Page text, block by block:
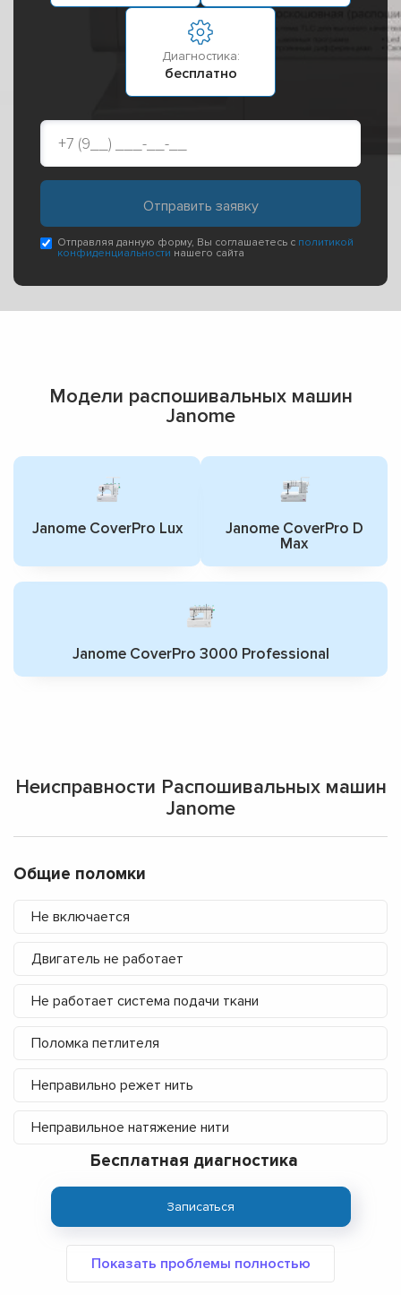
Диагностика:
бесплатно
Отправляя данную форму, Вы соглашаетесь с политикой
конфиденциальности нашего сайта
Модели распошивальных машин
Janome
Janome CoverPro Lux
Janome CoverPro D
Max
Janome CoverPro 3000 Professional
Неисправности Распошивальных машин
Janome
Общие поломки
Не включается
Двигатель не работает
Не работает система подачи ткани
Поломка петлителя
Неправильно режет нить
Неправильное натяжение нити
Бесплатная диагностика
Записаться